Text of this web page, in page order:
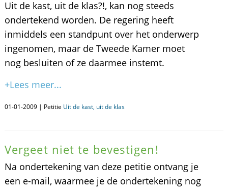
Uit de kast, uit de klas?!, kan nog steeds
ondertekend worden. De regering heeft
inmiddels een standpunt over het onderwerp
ingenomen, maar de Tweede Kamer moet
nog besluiten of ze daarmee instemt.
+Lees meer...
01-01-2009 | Petitie Uit de kast, uit de klas
Vergeet niet te bevestigen!
Na ondertekening van deze petitie ontvang je
een e-mail, waarmee je de ondertekening nog